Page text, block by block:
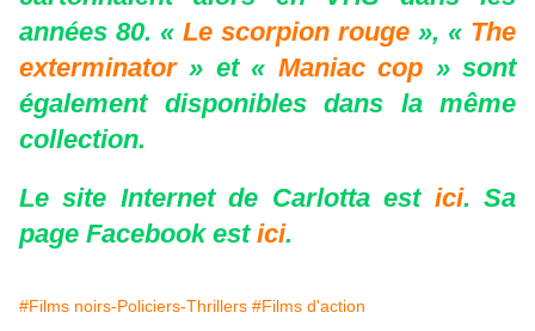
années 80. « Le scorpion rouge », « The
exterminator» et « Maniac cop » sont
également disponibles dans la même
collection.
Le site Internet de Carlotta est ici. Sa
page Facebook est ici.
#Films noirs-Policiers-Thrillers #Films d'action